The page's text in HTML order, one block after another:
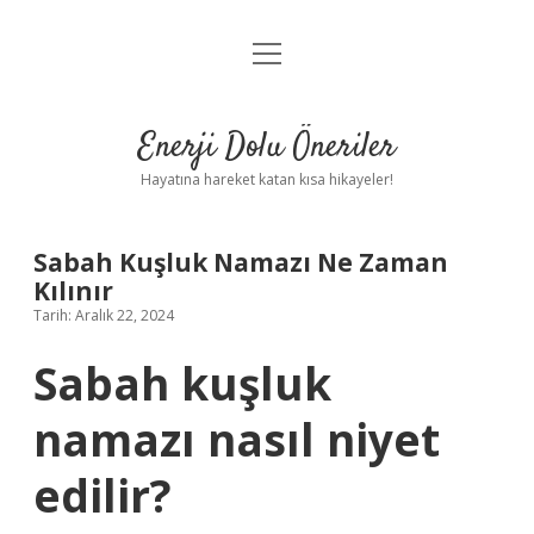
Anasayfa
Yasal Uyarı
menüyü
Enerji Dolu Öneriler
Hayatına hareket katan kısa hikayeler!
Sabah Kuşluk Namazı Ne Zaman
Kılınır
Tarih: Aralık 22, 2024
Sabah kuşluk
namazı nasıl niyet
edilir?